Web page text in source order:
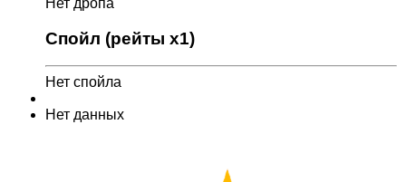
Нет дропа
Спойл (рейты x1)
Нет спойла
Нет данных